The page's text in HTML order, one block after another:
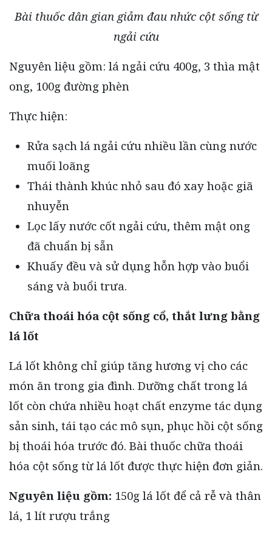
Bài thuốc dân gian giảm đau nhức cột sống từ
ngải cứu
Nguyên liệu gồm: lá ngải cứu 400g, 3 thìa mật
ong, 100g đường phèn
Thực hiện:
Rửa sạch lá ngải cứu nhiều lần cùng nước
muối loãng
Thái thành khúc nhỏ sau đó xay hoặc giã
nhuyễn
Lọc lấy nước cốt ngải cứu, thêm mật ong
đã chuẩn bị sẵn
Khuấy đều và sử dụng hỗn hợp vào buổi
sáng và buổi trưa.
Chữa thoái hóa cột sống cổ, thắt lưng bằng
lá lốt
Lá lốt không chỉ giúp tăng hương vị cho các
món ăn trong gia đình. Dưỡng chất trong lá
lốt còn chứa nhiều hoạt chất enzyme tác dụng
sản sinh, tái tạo các mô sụn, phục hồi cột sống
bị thoái hóa trước đó. Bài thuốc chữa thoái
hóa cột sống từ lá lốt được thực hiện đơn giản.
Nguyên liệu gồm: 150g lá lốt để cả rễ và thân
lá, 1 lít rượu trắng